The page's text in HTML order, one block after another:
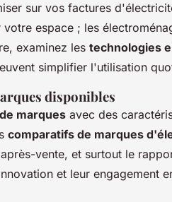
sur vos factures
espace ; les
examinez les technologies
simplifier l'utilisation
disponibles
marques avec des
comparatifs de marques
vente, et surtout le
et leur engagement